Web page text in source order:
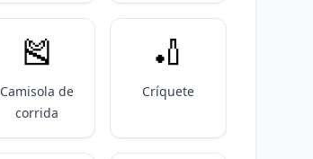
🎽
Camisola de
corrida
🏏
Críquete